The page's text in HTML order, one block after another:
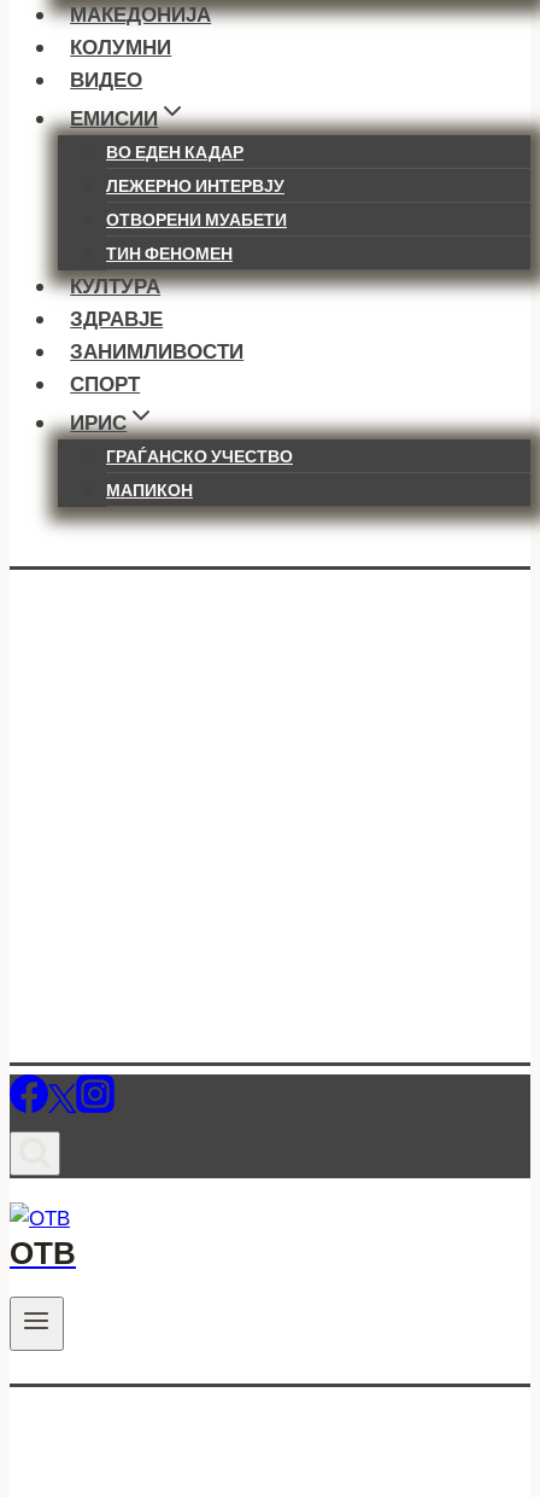
МАКЕДОНИЈА
КОЛУМНИ
ВИДЕО
ЕМИСИИ
ВО ЕДЕН КАДАР
ЛЕЖЕРНО ИНТЕРВЈУ
ОТВОРЕНИ МУАБЕТИ
ТИН ФЕНОМЕН
КУЛТУРА
ЗДРАВЈЕ
ЗАНИМЛИВОСТИ
СПОРТ
ИРИС
ГРАЃАНСКО УЧЕСТВО
МАПИКОН
ОТВ